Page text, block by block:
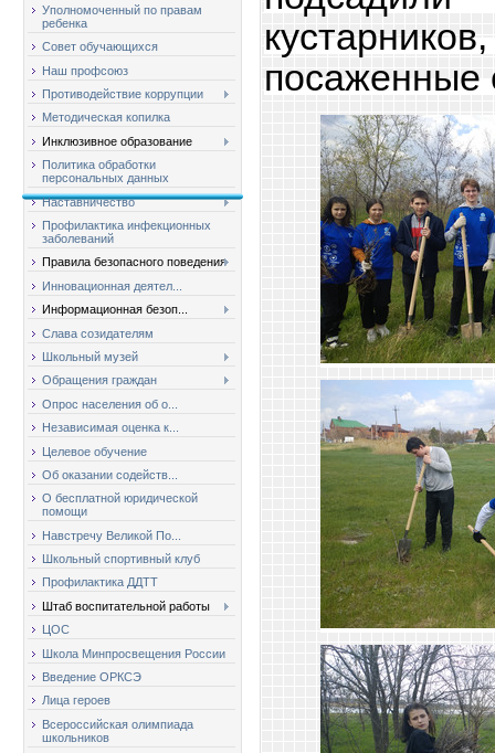
Уполномоченный по правам
ребенка
Совет обучающихся
Наш профсоюз
Противодействие коррупции
Методическая копилка
Инклюзивное образование
Политика обработки
персональных данных
Наставничество
Профилактика инфекционных
заболеваний
Правила безопасного поведения
Инновационная деятел...
Информационная безоп...
Слава созидателям
Школьный музей
Обращения граждан
Опрос населения об о...
Независимая оценка к...
Целевое обучение
Об оказании содейств...
О бесплатной юридической
помощи
Навстречу Великой По...
Школьный спортивный клуб
Профилактика ДДТТ
Штаб воспитательной работы
ЦОС
Школа Минпросвещения России
Введение ОРКСЭ
Лица героев
Всероссийская олимпиада
школьников
посаженные